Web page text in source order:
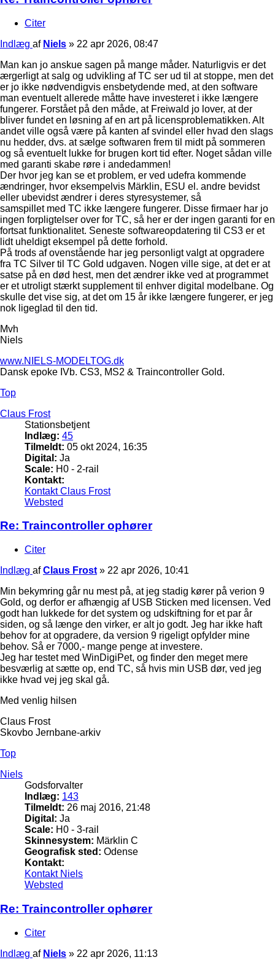
Citer
Indlæg af Niels » 22 apr 2026, 08:47
Man kan jo anskue sagen på mange måder. Naturligvis er det
ærgerligt at salg og udvikling af TC ser ud til at stoppe, men det
er jo ikke nødvendigvis ensbetydende med, at den software
man eventuelt allerede måtte have investeret i ikke længere
fungerer. Forstået på den måde, at Freiwald jo lover, at der
bliver fundet en løsning af en art på licensproblematikken. Alt
andet ville også være på kanten af svindel eller hvad den slags
nu hedder, dvs. at sælge softwaren frem til midt på sommeren
og så eventuelt lukke for brugen kort tid efter. Noget sådan ville
med garanti skabe røre i andedammen!
Der hvor jeg kan se et problem, er ved udefra kommende
ændringer, hvor eksempelvis Märklin, ESU el. andre bevidst
eller ubevidst ændrer i deres styresystemer, så
samspillet med TC ikke længere fungerer. Disse firmaer har jo
ingen forpligtelser over for TC, så her er der ingen garanti for en
fortsat funktionalitet. Seneste softwareopdatering til CS3 er et
lidt uheldigt eksempel på dette forhold.
På trods af ovenstående har jeg personligt valgt at opgradere
fra TC Silver til TC Gold udgaven. Nogen ville sige, at det er at
satse på en død hest, men det ændrer ikke ved at programmet
er et utroligt stærkt supplement til enhver digital modelbane. Og
skulle det vise sig, at det om 15 år ikke længere fungerer, er jeg
nok ligeglad til den tid.
Mvh
Niels
www.NIELS-MODELTOG.dk
Dansk epoke IVb. CS3, MS2 & Traincontroller Gold.
Top
Claus Frost
Stationsbetjent
Indlæg: 45
Tilmeldt: 05 okt 2024, 16:35
Digital: Ja
Scale: H0 - 2-rail
Kontakt:
Kontakt Claus Frost
Websted
Re: Traincontroller ophører
Citer
Indlæg afClaus Frost » 22 apr 2026, 10:41
Min bekymring går nu mest på, at jeg stadig kører på verion 9
Gold, og derfor er afhængig af USB Sticken med licensen. Ved
godt han lukkede for det system og udskiftning for et par år
siden, og så længe den virker, er alt jo godt. Jeg har ikke haft
behov for at opgradere, da version 9 rigeligt opfylder mine
behov. Så er 7000,- mange penge at investere.
Jeg har testet med WinDigiPet, og finder den meget mere
besværlig at sætte op, end TC, så hvis min USB dør, ved jeg
ikke hvad vej jeg skal gå.
Med venlig hilsen
Claus Frost
Skovbo Jernbane-arkiv
Top
Niels
Godsforvalter
Indlæg: 143
Tilmeldt: 26 maj 2016, 21:48
Digital: Ja
Scale: H0 - 3-rail
Skinnesystem: Märklin C
Geografisk sted: Odense
Kontakt:
Kontakt Niels
Websted
Re: Traincontroller ophører
Citer
Indlæg af Niels » 22 apr 2026, 11:13